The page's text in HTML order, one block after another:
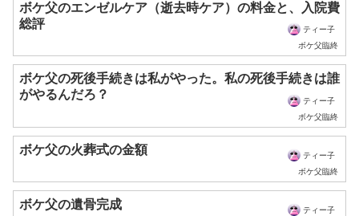
ボケ父のエンゼルケア（逝去時ケア）の料金と、入院費
総評
ティー子
ボケ父臨終
ボケ父の死後手続きは私がやった。私の死後手続きは誰
がやるんだろ？
ティー子
ボケ父臨終
ボケ父の火葬式の金額
ティー子
ボケ父臨終
ボケ父の遺骨完成
ティー子